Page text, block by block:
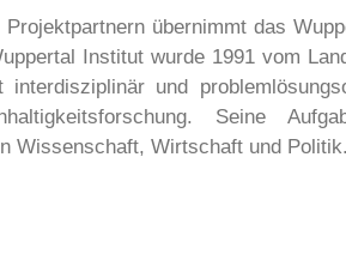
übernimmt das
Institut wurde 1991 vom
und
Seine
Wissenschaft, Wirtschaft und Politik.